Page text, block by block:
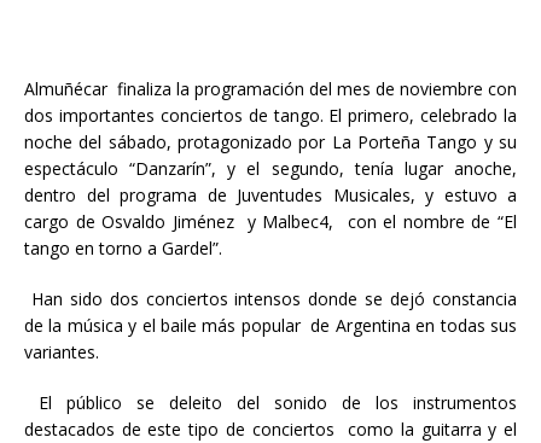
Almuñécar finaliza la programación del mes de noviembre con
dos importantes conciertos de tango. El primero, celebrado la
noche del sábado, protagonizado por La Porteña Tango y su
espectáculo “Danzarín”, y el segundo, tenía lugar anoche,
dentro del programa de Juventudes Musicales, y estuvo a
cargo de Osvaldo Jiménez y Malbec4, con el nombre de “El
tango en torno a Gardel”.
Han sido dos conciertos intensos donde se dejó constancia
de la música y el baile más popular de Argentina en todas sus
variantes.
El público se deleito del sonido de los instrumentos
destacados de este tipo de conciertos como la guitarra y el